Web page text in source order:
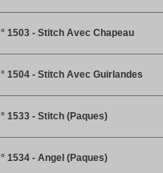
1503 - Stitch Avec Chapeau
1504 - Stitch Avec Guirlandes
1533 - Stitch (Paques)
1534 - Angel (Paques)